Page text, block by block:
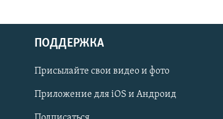
Українською
Qırımtatar
ПОДДЕРЖКА
Присылайте свои видео и фото
Приложение для iOS и Андроид